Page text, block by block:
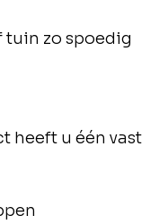
tuin zo spoedig
heeft u één vast